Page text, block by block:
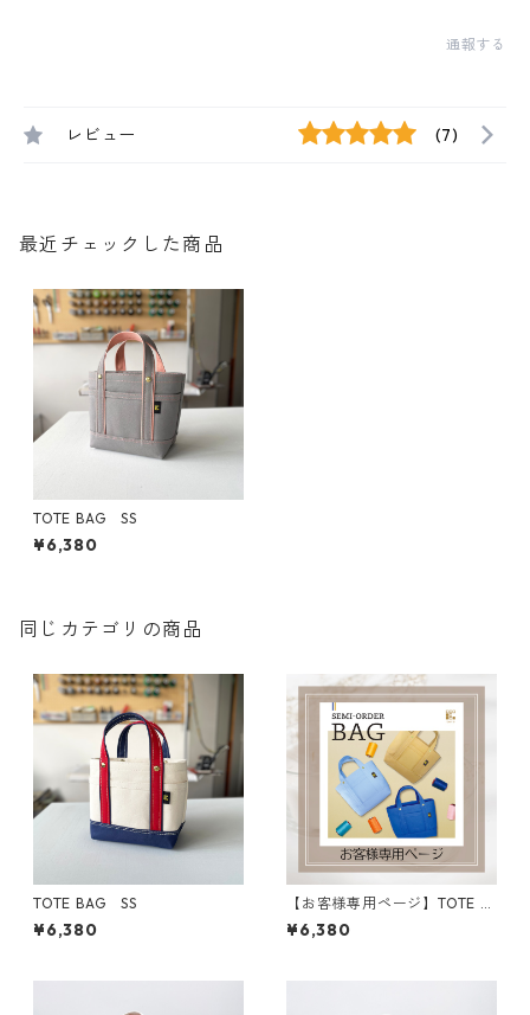
通報する
レビュー (7)
最近チェックした商品
TOTE BAG SS
¥6,380
同じカテゴリの商品
TOTE BAG SS
¥6,380
【お客様専用ページ】TOTE B
AG SS
¥6,380